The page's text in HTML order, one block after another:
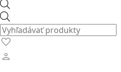
search